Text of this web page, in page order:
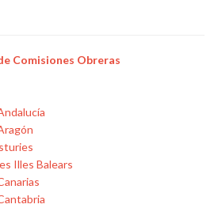
Comisiones Obreras
Illes Balears